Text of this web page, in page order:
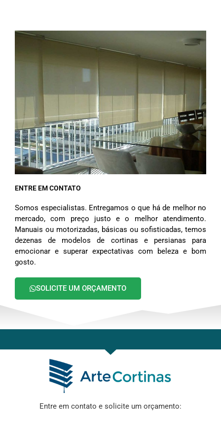
ENTRE EM CONTATO
Somos especialistas. Entregamos o que há de melhor no
mercado, com preço justo e o melhor atendimento.
Manuais ou motorizadas, básicas ou sofisticadas, temos
dezenas de modelos de cortinas e persianas para
emocionar e superar expectativas com beleza e bom
gosto.
SOLICITE UM ORÇAMENTO
Entre em contato e solicite um orçamento: